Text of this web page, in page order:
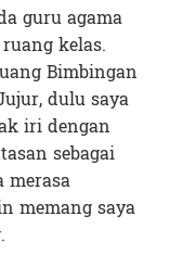
guru agama
kelas.
Bimbingan
dulu saya
iri dengan
sebagai
merasa
memang saya